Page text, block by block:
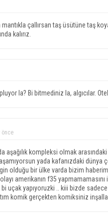
çallırsan taş üsütüne taş
kalırız.
la? Bi bitmediniz la, algıcılar.
önce
aşağılık kompleksi olmak
yada kafanızdaki
olduğu bir ülke varda bizim
amerikanın f35
uçak yapıyoruzki .. kiii bizde
komik gerçekten komiksiniz